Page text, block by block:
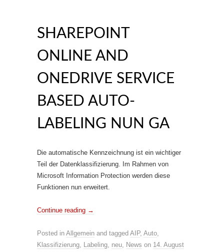
SHAREPOINT
ONLINE AND
ONEDRIVE SERVICE
BASED AUTO-
LABELING NUN GA
Die automatische Kennzeichnung ist ein wichtiger
Teil der Datenklassifizierung. Im Rahmen von
Microsoft Information Protection werden diese
Funktionen nun erweitert.
Continue reading →
Posted in Allgemein and tagged AIP, Auto,
Klassifizierung, Labeling, neu, News on 14. August